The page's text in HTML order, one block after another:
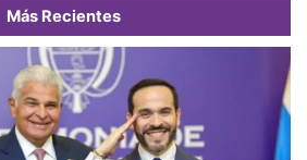
Más Recientes